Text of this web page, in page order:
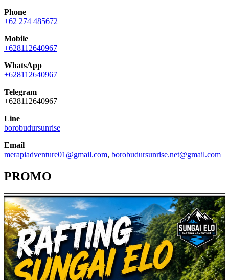
Phone
+62 274 485672
Mobile
+628112640967
WhatsApp
+628112640967
Telegram
+628112640967
Line
borobudursunrise
Email
merapiadventure01@gmail.com, borobudursunrise.net@gmail.com
PROMO